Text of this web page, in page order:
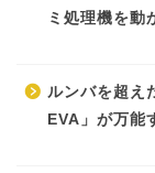
ミ処理機を動
ルンバを超え
EVA」が万能